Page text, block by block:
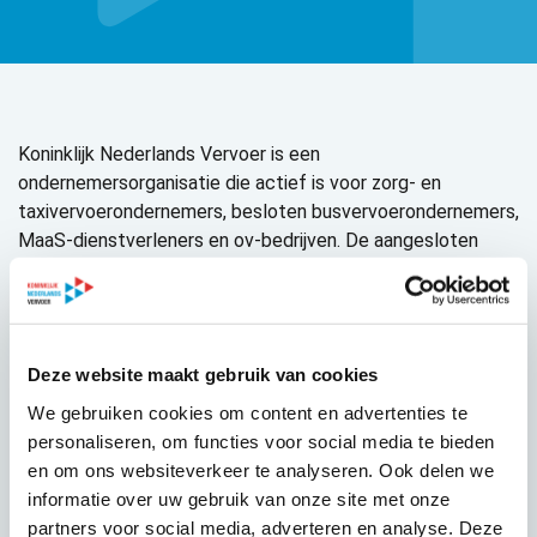
Deze website maakt gebruik van cookies
We gebruiken cookies om content en advertenties te
personaliseren, om functies voor social media te bieden
en om ons websiteverkeer te analyseren. Ook delen we
informatie over uw gebruik van onze site met onze
partners voor social media, adverteren en analyse. Deze
Koninklijk Nederlands Vervoer is een
ondernemersorganisatie die actief is voor zorg- en
taxivervoerondernemers, besloten busvervoerondernemers,
MaaS-dienstverleners en ov-bedrijven. De aangesloten
bedrijven hanteren gezamenlijke standpunten over
uiteenlopende (beleids)onderwerpen. Dit doen zijn per
branchevereniging, werkorganisatie en soms ook als
via de onderstaande links.
Standpunten van de zorg- en taxibedrijven vindt u hier
Standpunten van de besloten busvervoerbedrijven
(touringcarbedrijven) vindt u hier